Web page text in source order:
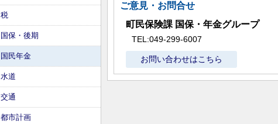
税
国保・後期
国民年金
水道
交通
都市計画
ご意見・お問合せ
町民保険課 国保・年金グループ
TEL:049-299-6007
お問い合わせはこちら